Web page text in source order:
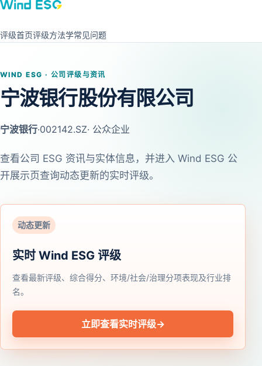
评级首页评级方法学常见问题
WIND ESG · 公司评级与资讯
宁波银行股份有限公司
宁波银行·002142.SZ· 公众企业
查看公司 ESG 资讯与实体信息，并进入 Wind ESG 公
开展示页查询动态更新的实时评级。
动态更新
实时 Wind ESG 评级
查看最新评级、综合得分、环境/社会/治理分项表现及行业排
名。
立即查看实时评级→